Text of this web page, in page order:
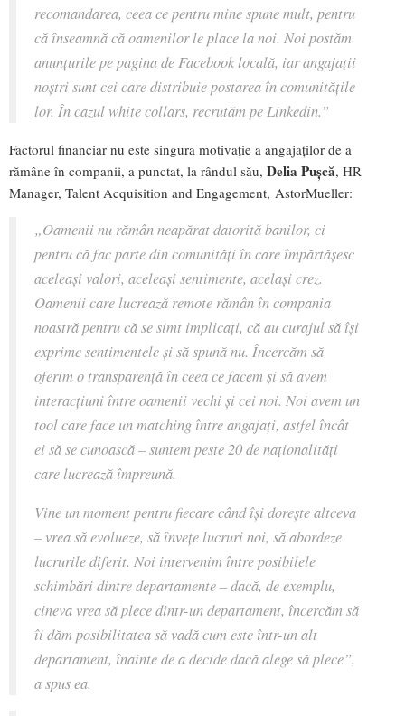
recomandarea, ceea ce pentru mine spune mult, pentru
că înseamnă că oamenilor le place la noi. Noi postăm
anunțurile pe pagina de Facebook locală, iar angajații
noștri sunt cei care distribuie postarea în comunitățile
lor. În cazul white collars, recrutăm pe Linkedin.”
Factorul financiar nu este singura motivație a angajaților de a
rămâne în companii, a punctat, la rândul său, Delia Pușcă, HR
Manager, Talent Acquisition and Engagement, AstorMueller:
„Oamenii nu rămân neapărat datorită banilor, ci
pentru că fac parte din comunități în care împărtășesc
aceleași valori, aceleași sentimente, același crez.
Oamenii care lucrează remote rămân în compania
noastră pentru că se simt implicați, că au curajul să își
exprime sentimentele și să spună nu. Încercăm să
oferim o transparență în ceea ce facem și să avem
interacțiuni între oamenii vechi și cei noi. Noi avem un
tool care face un matching între angajați, astfel încât
ei să se cunoască – suntem peste 20 de naționalități
care lucrează împreună.
Vine un moment pentru fiecare când își dorește altceva
– vrea să evolueze, să învețe lucruri noi, să abordeze
lucrurile diferit. Noi intervenim între posibilele
schimbări dintre departamente – dacă, de exemplu,
cineva vrea să plece dintr-un departament, încercăm să
îi dăm posibilitatea să vadă cum este într-un alt
departament, înainte de a decide dacă alege să plece”,
a spus ea.